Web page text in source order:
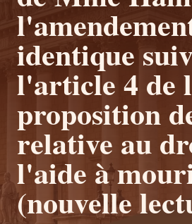
identique
l'article 4 de
proposition
relative au
l'aide à
(nouvelle